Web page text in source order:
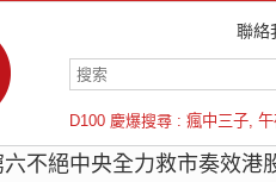
聯絡
D100 慶爆搜尋 : 瘋中三子,
羅倫斯
六不絕中央全力救市奏效港